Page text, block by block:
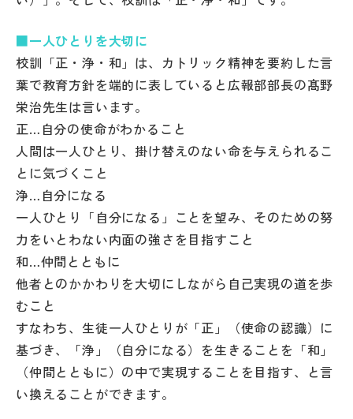
■一人ひとりを大切に
校訓「正・浄・和」は、カトリック精神を要約した言
葉で教育方針を端的に表していると広報部部長の髙野
栄治先生は言います。
正…自分の使命がわかること
人間は一人ひとり、掛け替えのない命を与えられるこ
とに気づくこと
浄…自分になる
一人ひとり「自分になる」ことを望み、そのための努
力をいとわない内面の強さを目指すこと
和…仲間とともに
他者とのかかわりを大切にしながら自己実現の道を歩
むこと
すなわち、生徒一人ひとりが「正」（使命の認識）に
基づき、「浄」（自分になる）を生きることを「和」
（仲間とともに）の中で実現することを目指す、と言
い換えることができます。